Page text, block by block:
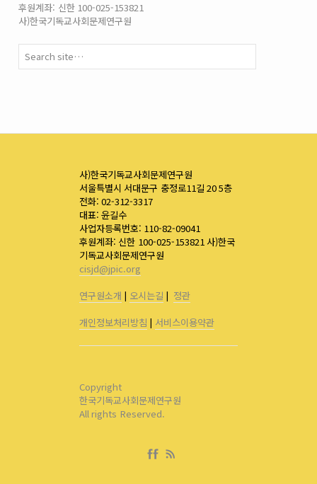
후원계좌: 신한 100-025-153821
사)한국기독교사회문제연구원
사)한국기독교사회문제연구원
서울특별시 서대문구 충정로11길 20 5층
전화: 02-312-3317
대표: 윤길수
사업자등록번호: 110-82-09041
후원계좌: 신한 100-025-153821 사)한국
기독교사회문제연구원
cisjd@jpic.org
연구원소개 | 오시는길 | 정관
개인정보처리방침 | 서비스이용약관
Copyright
한국기독교사회문제연구원
All rights Reserved.